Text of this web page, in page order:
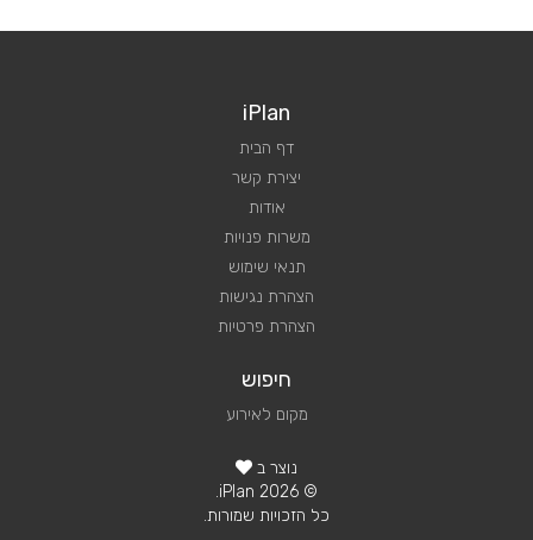
iPlan
דף הבית
יצירת קשר
אודות
משרות פנויות
תנאי שימוש
הצהרת נגישות
הצהרת פרטיות
חיפוש
מקום לאירוע
נוצר ב
© 2026 iPlan.
כל הזכויות שמורות.